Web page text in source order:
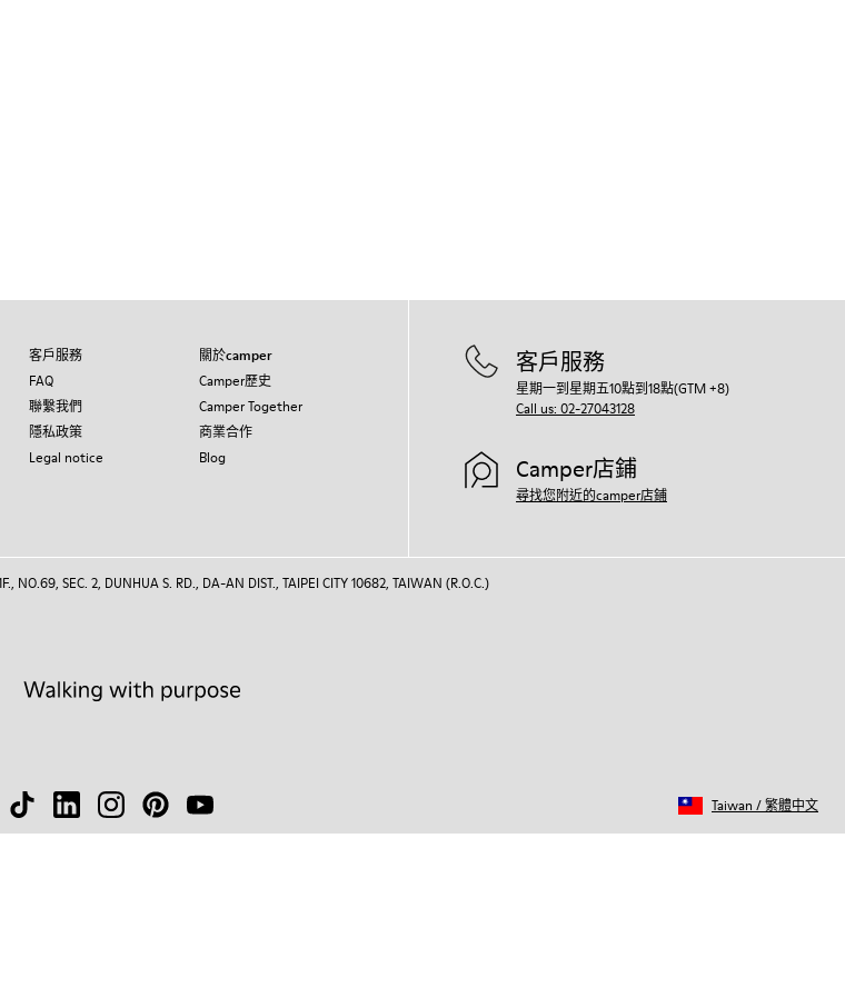
客戶服務
FAQ
聯繫我們
隱私政策
Legal notice
關於camper
Camper歷史
Camper Together
商業合作
Blog
客戶服務
星期一到星期五10點到18點(GTM +8)
Call us: 02-27043128
Camper店鋪
尋找您附近的camper店鋪
Taiwan /繁體中文
NO.69, SEC. 2, DUNHUA S. RD., DA-AN DIST., TAIPEI CITY 10682, TAIWAN (R.O.C.)